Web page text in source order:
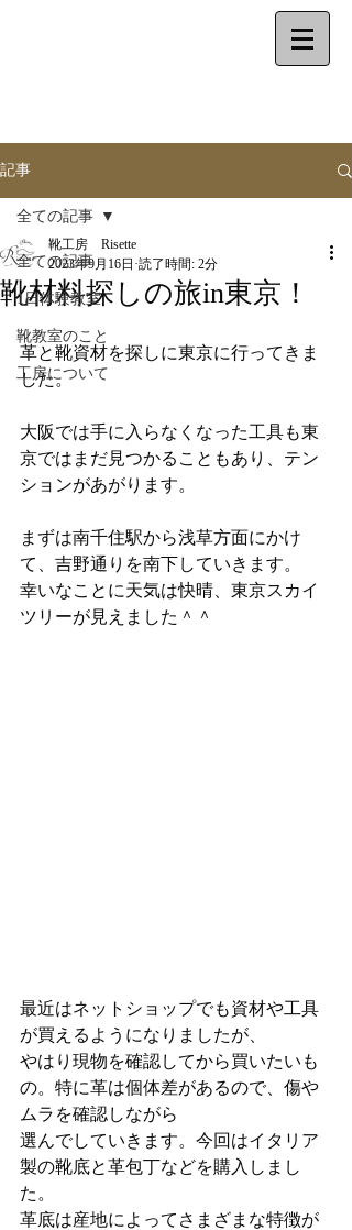
記事
全ての記事
1日体験教室
靴教室のこと
工房について
全ての記事
靴材料探しの旅in東京！
靴工房 Risette
2023年9月16日 読了時間: 2分
革と靴資材を探しに東京に行ってきま
した。
大阪では手に入らなくなった工具も東
京ではまだ見つかることもあり、テン
ションがあがります。
まずは南千住駅から浅草方面にかけ
て、吉野通りを南下していきます。
幸いなことに天気は快晴、東京スカイ
ツリーが見えました＾＾
最近はネットショップでも資材や工具
が買えるようになりましたが、
やはり現物を確認してから買いたいも
の。特に革は個体差があるので、傷や
ムラを確認しながら
選んでしていきます。今回はイタリア
製の靴底と革包丁などを購入しまし
た。
革底は産地によってさまざまな特徴が